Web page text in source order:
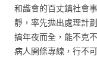
和諧會的百丈鎮社會
靜，率先拋出處理計
搞年夜而全，能不克
病人開條專線，行不